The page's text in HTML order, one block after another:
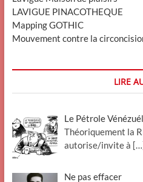
LAVIGUE PINACOTHEQUE
Mapping GOTHIC
Mouvement contre la
LIRE
Le Pétrole
Théoriquement la
autorise/invite à
Ne pas effacer